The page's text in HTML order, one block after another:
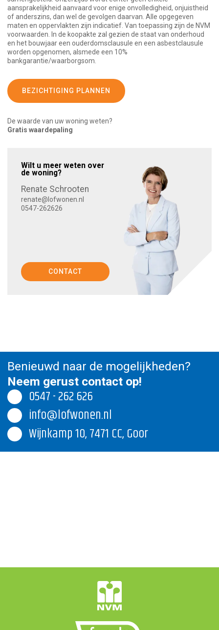
aansprakelijkheid aanvaard voor enige onvolledigheid, onjuistheid
of anderszins, dan wel de gevolgen daarvan. Alle opgegeven
maten en oppervlakten zijn indicatief. Van toepassing zijn de NVM
voorwaarden. In de koopakte zal gezien de staat van onderhoud
en het bouwjaar een ouderdomsclausule en een asbestclausule
worden opgenomen, alsmede een 10%
bankgarantie/waarborgsom.
BEZICHTIGING PLANNEN
De waarde van uw woning weten?
Gratis waardepaling
Wilt u meer weten over
de woning?
Renate Schrooten
renate@lofwonen.nl
0547-262626
CONTACT
Benieuwd naar de mogelijkheden?
Neem gerust contact op!
0547 - 262 626
info@lofwonen.nl
Wijnkamp 10, 7471 CC, Goor